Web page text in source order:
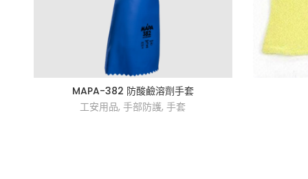
MAPA-382 防酸鹼溶劑手套
工安用品,手部防護,手套